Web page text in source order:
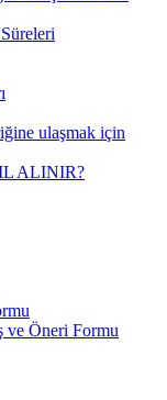
ulaşmak için
ALINIR?
ve Öneri Formu